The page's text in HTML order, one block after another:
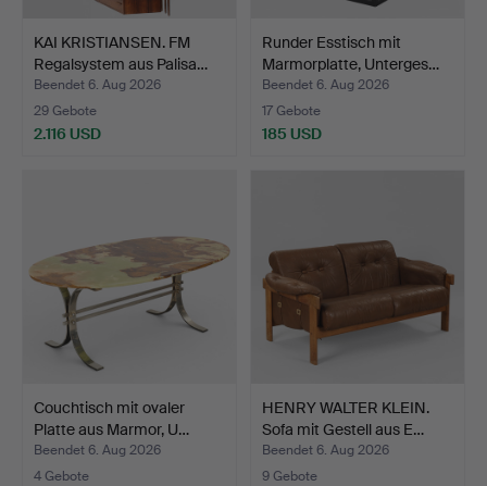
KAI KRISTIANSEN. FM
Regalsystem aus Palisa…
Beendet 6. Aug 2026
29 Gebote
2.116 USD
Runder Esstisch mit
Marmorplatte, Unterges…
Beendet 6. Aug 2026
17 Gebote
185 USD
Couchtisch mit ovaler
Platte aus Marmor, U…
Beendet 6. Aug 2026
4 Gebote
HENRY WALTER KLEIN.
Sofa mit Gestell aus E…
Beendet 6. Aug 2026
9 Gebote